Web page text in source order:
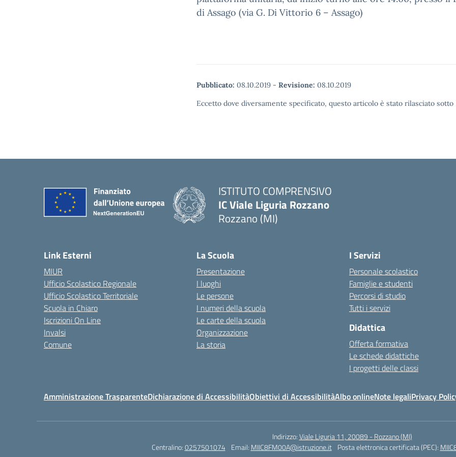
di Assago (via G. Di Vittorio 6 – Assago)
Pubblicato: 08.10.2019 - Revisione: 08.10.2019
Eccetto dove diversamente specificato, questo articolo è stato rilasciato
ISTITUTO COMPRENSIVO
IC Viale Liguria Rozzano
Rozzano (MI)
Link Esterni
MIUR
Ufficio Scolastico Regionale
Ufficio Scolastico Territoriale
Scuola in Chiaro
Iscrizioni On Line
Invalsi
Comune
La Scuola
Presentazione
I luoghi
Le persone
I numeri della scuola
Le carte della scuola
Organizzazione
La storia
I Servizi
Personale scolastico
Famiglie e studenti
Percorsi di studio
Tutti i servizi
Didattica
Offerta formativa
Le schede didattiche
I progetti delle classi
Amministrazione TrasparenteDichiarazione di AccessibilitàObiettivi di AccessibilitàAlbo onlineNote legaliPrivacy
Indirizzo:Viale Liguria 11, 20089 - Rozzano (MI)
Centralino:0257501074 Email: MIIC8FM00A@istruzione.it Posta elettronica certificata (PEC):